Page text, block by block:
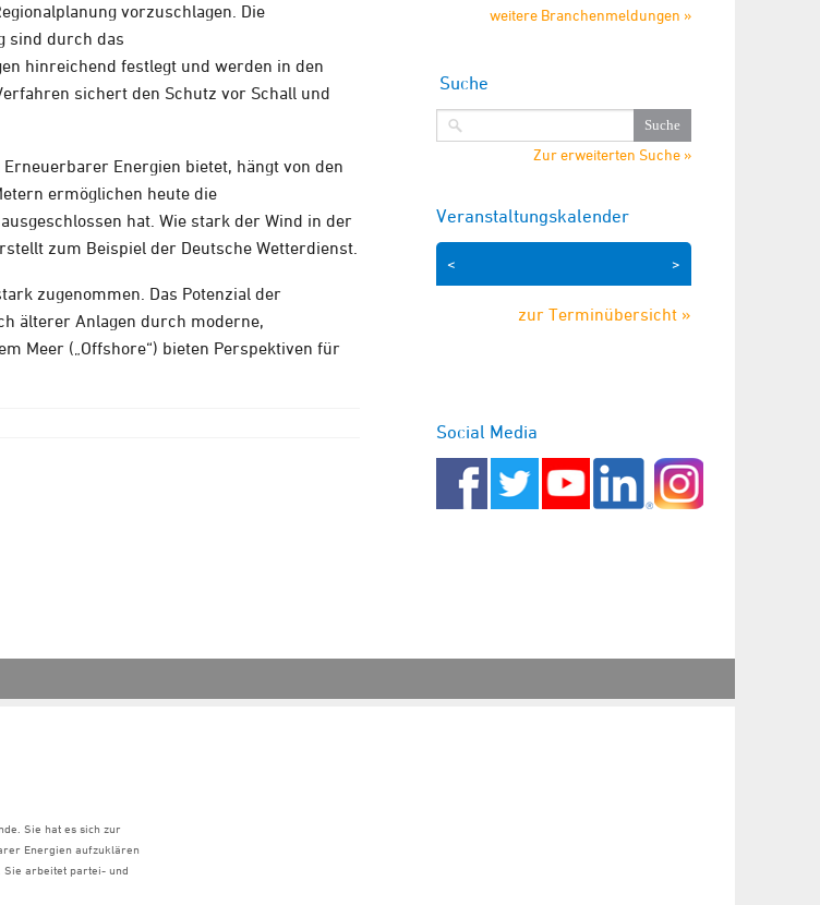
vorzuschlagen. Die
sind durch das
hinreichend festlegt und werden in den
sichert den Schutz vor Schall und
Energien bietet, hängt von den
ermöglichen heute die
hat. Wie stark der Wind in der
zum Beispiel der Deutsche Wetterdienst.
zugenommen. Das Potenzial der
älterer Anlagen durch moderne,
Meer („Offshore“) bieten Perspektiven für
weitere Branchenmeldungen »
Suche
Zur erweiterten Suche »
Veranstaltungskalender
>
<
zur Terminübersicht »
Social Media
Sie hat es sich zur
Energien aufzuklären
Sie arbeitet partei- und